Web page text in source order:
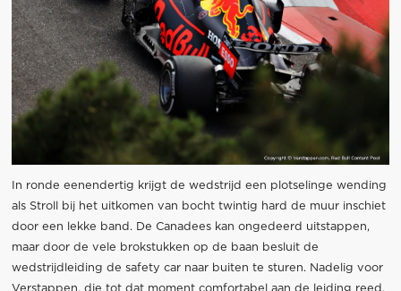
In ronde eenendertig krijgt de wedstrijd een plotselinge wending
als Stroll bij het uitkomen van bocht twintig hard de muur inschiet
door een lekke band. De Canadees kan ongedeerd uitstappen,
maar door de vele brokstukken op de baan besluit de
wedstrijdleiding de safety car naar buiten te sturen. Nadelig voor